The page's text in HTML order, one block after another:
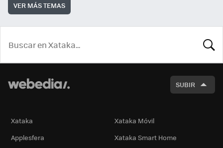
VER MÁS TEMAS
SUBIR
Xataka
Xataka Móvil
Applesfera
Xataka Smart Home